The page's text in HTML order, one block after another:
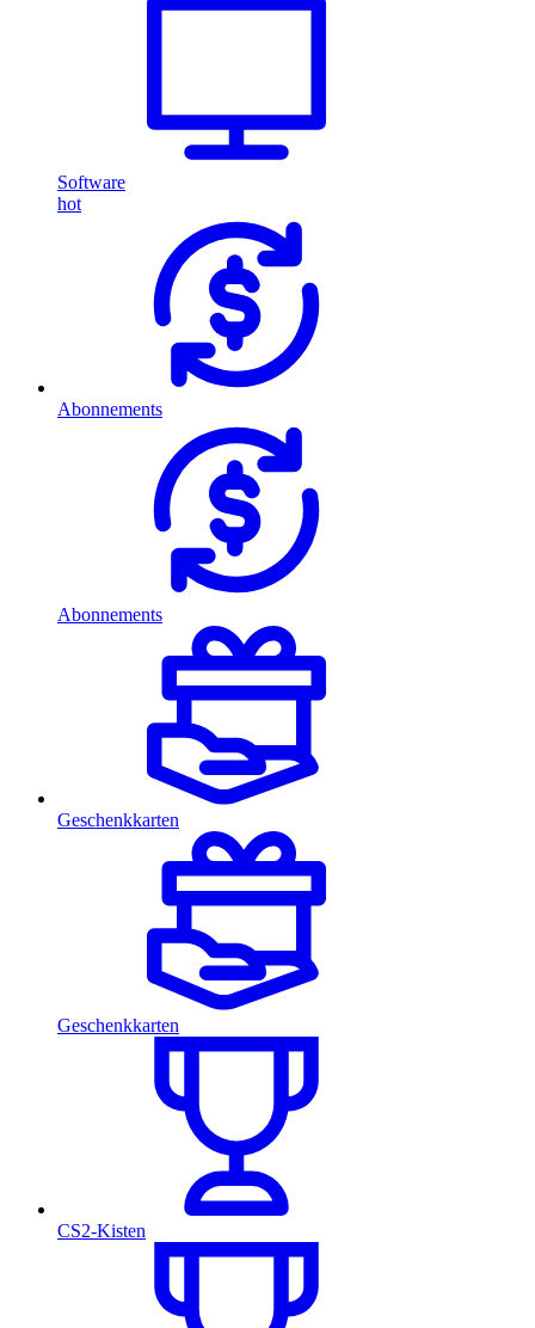
Software
hot
Abonnements
Abonnements
Geschenkkarten
Geschenkkarten
CS2-Kisten